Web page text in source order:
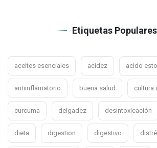
Etiquetas Populares
aceites esenciales acidez acido
antiinflamatorio buena salud cultura
curcuma delgadez desintoxicación
dieta digestion digestivo